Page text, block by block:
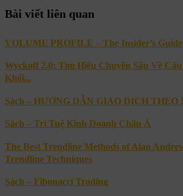
Bài viết liên quan
VOLUME PROFILE – The Insider’s
Wyckoff 2.0: Tìm Hiểu Chuyên Sâu Về
Khối...
Sách – HƯỚNG DẪN GIAO DỊCH
Sách – Trí Tuệ Kinh Doanh Châu Á
The Best Trendline Methods of Alan
Trendline Techniques
Sách – Fibonacci Trading